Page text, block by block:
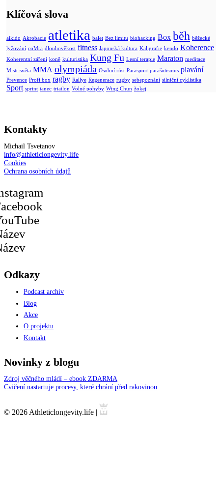
Klíčová slova
aikido Akrobacie atletika balet Bez limitu biohacking Box běh běžecké
lyžování coMra dlouhověkost fitness Japonská kultura Kaligrafie kendo Koherence
Koherentní záření koně kulturistika Kung Fu Lesní terapie Maraton meditace
Mistr světa MMA olympiáda Osobní růst Parasport parašutismus plavání
Prevence Profi box ragby Rallye Regenerace rugby sebepoznání silniční cyklistika
Sport sprint tanec triatlon Volné pohyby Wing Chun žokej
Kontakty
Michail Tsvetanov
info@athleticlongevity.life
Cookies
Ochrana osobních údajů
Odkazy
Podcast archiv
Blog
Akce
O projektu
Kontakt
Novinky z blogu
Zdroj věčného mládí – ebook ZDARMA
Cvičení nastartuje procesy, které chrání před rakovinou
© 2026 Athleticlongevity.life |